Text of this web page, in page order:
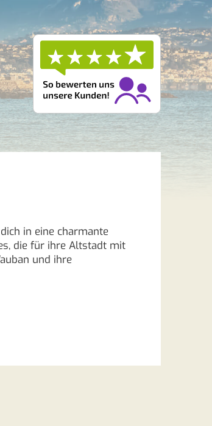
in eine charmante
die für ihre Altstadt mit
und ihre